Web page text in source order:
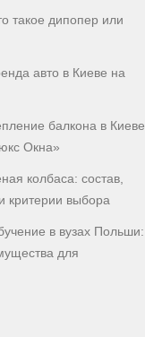
такое дипопер или
авто в Киеве на
балкона в Киеве
Окна»
колбаса: состав,
критерии выбора
в вузах Польши:
для